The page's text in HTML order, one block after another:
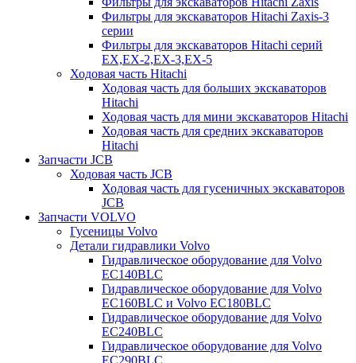
Фильтры для экскаваторов Hitachi Zaxis-3
серии
Фильтры для экскаваторов Hitachi серий
EX,EX-2,EX-3,EX-5
Ходовая часть Hitachi
Ходовая часть для больших экскаваторов
Hitachi
Ходовая часть для мини экскаваторов Hitachi
Ходовая часть для средних экскаваторов
Hitachi
Запчасти JCB
Ходовая часть JCB
Ходовая часть для гусеничных экскаваторов
JCB
Запчасти VOLVO
Гусеницы Volvo
Детали гидравлики Volvo
Гидравлическое оборудование для Volvo
EC140BLC
Гидравлическое оборудование для Volvo
EC160BLC и Volvo EC180BLC
Гидравлическое оборудование для Volvo
EC240BLC
Гидравлическое оборудование для Volvo
EC290BLC